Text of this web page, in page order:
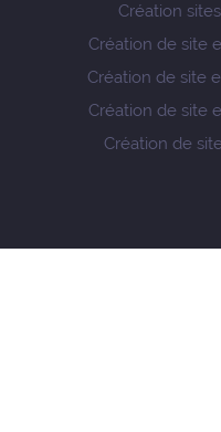
Création
Création de site
Création de site
Création de site
Création de